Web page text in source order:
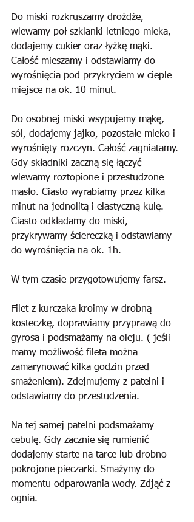
Do miski rozkruszamy drożdże,
wlewamy poł szklanki letniego mleka,
dodajemy cukier oraz łyżkę mąki.
Całość mieszamy i odstawiamy do
wyrośnięcia pod przykryciem w cieple
miejsce na ok. 10 minut.
Do osobnej miski wsypujemy mąkę,
sól, dodajemy jajko, pozostałe mleko i
wyrośnięty rozczyn. Całość zagniatamy.
Gdy składniki zaczną się łączyć
wlewamy roztopione i przestudzone
masło. Ciasto wyrabiamy przez kilka
minut na jednolitą i elastyczną kulę.
Ciasto odkładamy do miski,
przykrywamy ściereczką i odstawiamy
do wyrośnięcia na ok. 1h.
W tym czasie przygotowujemy farsz.
Filet z kurczaka kroimy w drobną
kosteczkę, doprawiamy przyprawą do
gyrosa i podsmażamy na oleju. ( jeśli
mamy możliwość fileta można
zamarynować kilka godzin przed
smażeniem). Zdejmujemy z patelni i
odstawiamy do przestudzenia.
Na tej samej patelni podsmażamy
cebulę. Gdy zacznie się rumienić
dodajemy starte na tarce lub drobno
pokrojone pieczarki. Smażymy do
momentu odparowania wody. Zdjąć z
ognia.